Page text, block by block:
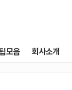
모음 회사소개